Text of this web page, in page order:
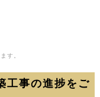
す。
工事の進捗をご